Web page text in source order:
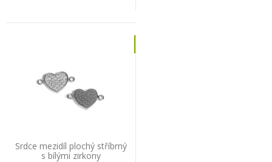
Srdce mezidíl plochý stříbrný
s bílými zirkony